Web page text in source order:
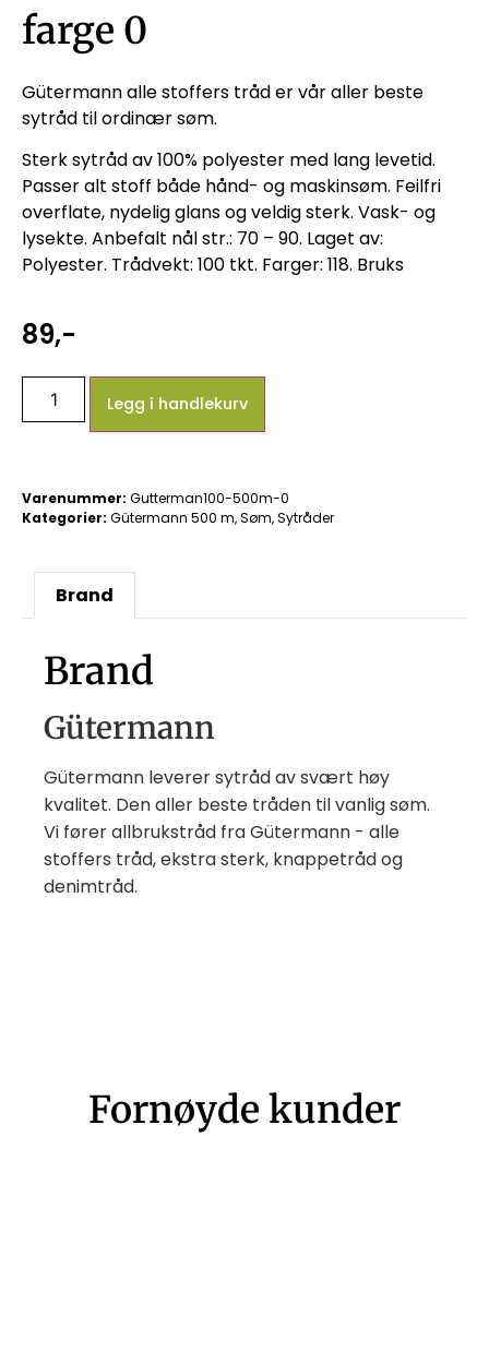
farge 0
Gütermann alle stoffers tråd er vår aller beste
sytråd til ordinær søm.
Sterk sytråd av 100% polyester med lang levetid.
Passer alt stoff både hånd- og maskinsøm. Feilfri
overflate, nydelig glans og veldig sterk. Vask- og
lysekte. Anbefalt nål str.: 70 – 90. Laget av:
Polyester. Trådvekt: 100 tkt. Farger: 118. Bruks
89,-
Legg i handlekurv
Varenummer: Gutterman100-500m-0
Kategorier: Gütermann 500 m,Søm,Sytråder
Brand
Brand
Gütermann
Gütermann leverer sytråd av svært høy
kvalitet. Den aller beste tråden til vanlig søm.
Vi fører allbrukstråd fra Gütermann - alle
stoffers tråd, ekstra sterk, knappetråd og
denimtråd.
Fornøyde kunder